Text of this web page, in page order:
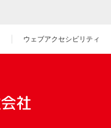
ウェブアクセシビリティ